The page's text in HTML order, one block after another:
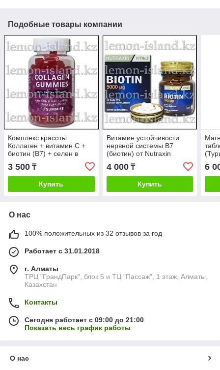
Подобные товары компании
Комплекс красоты
Коллаген + витамин С +
биотин (В7) + селен в
виде фруктового желе
3 500 ₸
Купить
Витамин устойчивости
нервной системы В7
(биотин) от Nutraxin
(Турция), 30 таб.
4 000₸
Купить
6
О нас
100% положительных из 32 отзывов за год
Работает с 31.01.2018
г. Алматы
ТРЦ "ГрандПарк", блок 5 и ТЦ "Пассаж", 1 этаж, Алматы,
Казахстан
Контакты
Сегодня работает с 09:00 до 21:00
Показать весь график работы
О нас